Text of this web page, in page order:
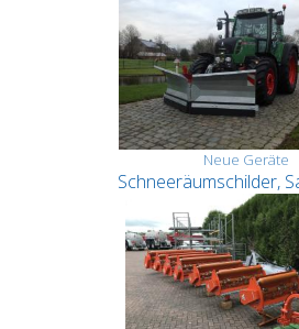
Neue Geräte
Schneeräumschilder,